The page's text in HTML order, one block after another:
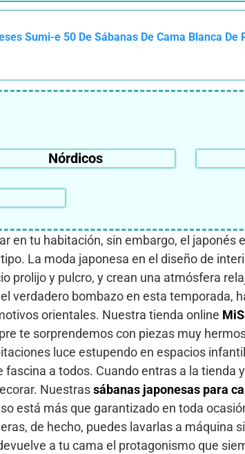
Sumi-e 50 De Sábanas De Cama Blanca De
Nórdicos
en tu habitación, sin embargo, el
La moda japonesa en el diseño de
prolijo y pulcro, y crean una atmósfera
verdadero bombazo en esta temporada,
orientales. Nuestra tienda online
te sorprendemos con piezas muy
luce estupendo en espacios
a todos. Cuando entras a la
Nuestrassábanas japonesas para
está más que garantizado en toda
de hecho, puedes lavarlas a máquina
a tu cama el protagonismo que